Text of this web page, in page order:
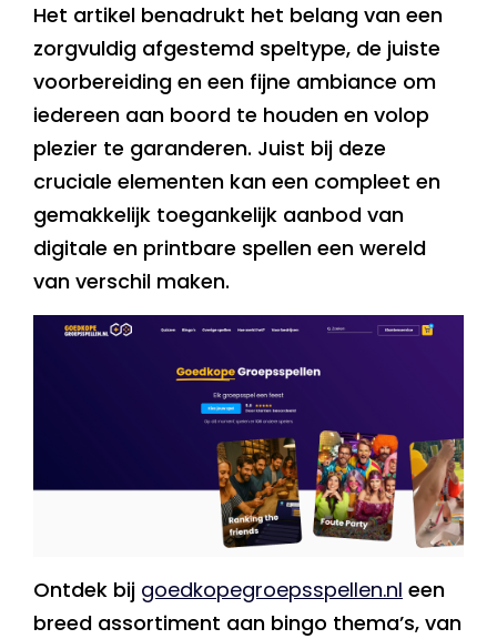
Het artikel benadrukt het belang van een
zorgvuldig afgestemd speltype, de juiste
voorbereiding en een fijne ambiance om
iedereen aan boord te houden en volop
plezier te garanderen. Juist bij deze
cruciale elementen kan een compleet en
gemakkelijk toegankelijk aanbod van
digitale en printbare spellen een wereld
van verschil maken.
Ontdek bij goedkopegroepsspellen.nl een
breed assortiment aan bingo thema’s, van